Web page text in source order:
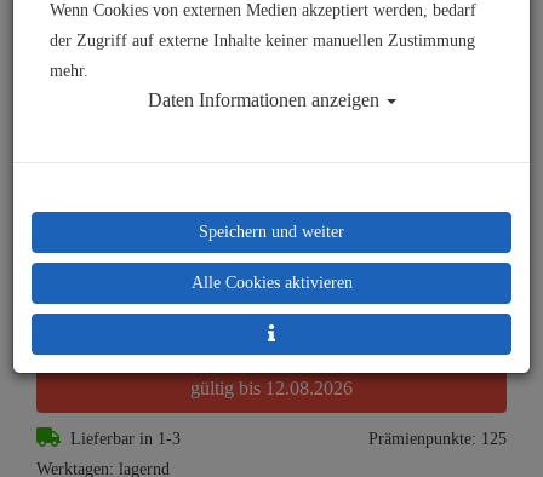
4,00 € (3.1 %) gespart!
UVP:129,00 €
gültig bis 12.08.2026
Lieferbar in 1-3
Werktagen: lagernd
Prämienpunkte: 125
Wenn Cookies von externen Medien akzeptiert werden, bedarf
der Zugriff auf externe Inhalte keiner manuellen Zustimmung
mehr.
Daten Informationen anzeigen
Speichern und weiter
Alle Cookies aktivieren